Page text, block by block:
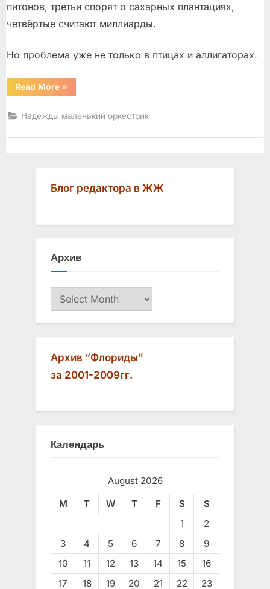
питонов, третьи спорят о сахарных плантациях,
четвёртые считают миллиарды.
Но проблема уже не только в птицах и аллигаторах.
Read More“Кто
спасёт
»
Надежды маленький оркестрик
Блог редактора в ЖЖ
Архив
Архив
Архив “Флориды”
за 2001-2009гг.
Календарь
August 2026
M
T W T F S
S
1
2
3
4 5 6 7 8
9
10
11 12 13 14 15
16
17
18 19 20 21 22 23